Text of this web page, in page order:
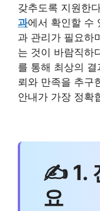
갖추도록 지원한
과에서 확인할 수
과 관리가 필요하
는 것이 바람직하
를 통해 최상의
뢰와 만족을 추구
안내가 가장 정확
✍ 1.
요